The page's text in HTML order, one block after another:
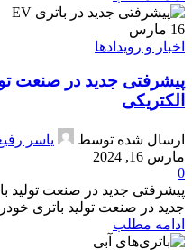
16 مارس
اخبار و رویدادها
پیشرفتی جدید در صنعت
الکتریکی
ارسال شده توسط
یاسر
مارس 16, 2024
0
پیشرفتی جدید در صنعت تولید
جدید در صنعت تولید باتری
ادامه مطلب